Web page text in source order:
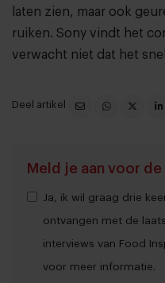
laten zien, maar ook
ruiken. Sony vindt het
verwacht niet dat het
Deel artikel
Meld je aan voor
Ja, ik wil graag drie
ontvangen met de
interviews van Food
voor meer informatie.